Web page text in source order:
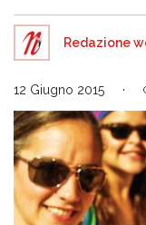
Redazione
12 Giugno 2015